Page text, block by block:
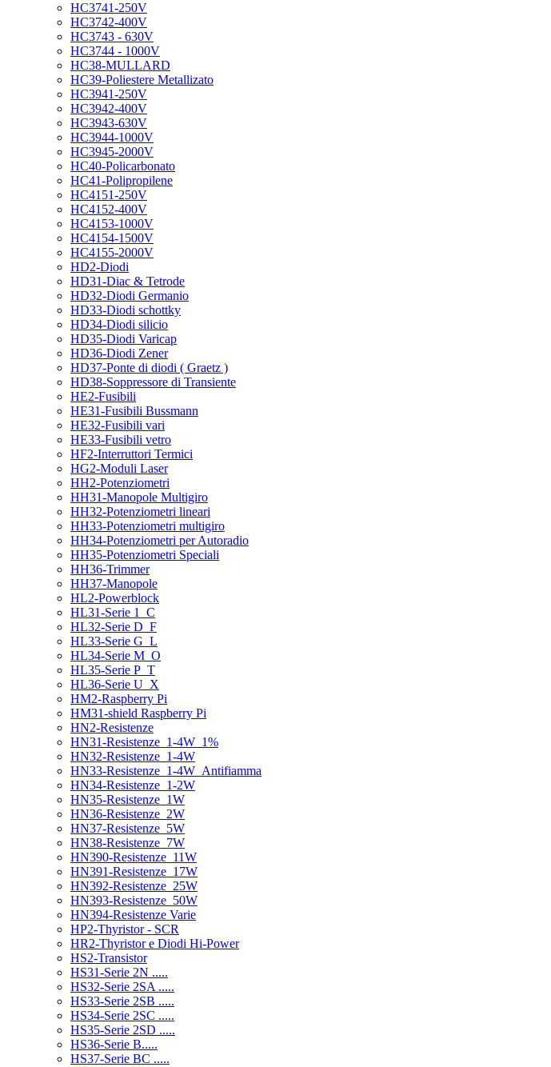
HC3741-250V
HC3742-400V
HC3743 - 630V
HC3744 - 1000V
HC38-MULLARD
HC39-Poliestere Metallizato
HC3941-250V
HC3942-400V
HC3943-630V
HC3944-1000V
HC3945-2000V
HC40-Policarbonato
HC41-Polipropilene
HC4151-250V
HC4152-400V
HC4153-1000V
HC4154-1500V
HC4155-2000V
HD2-Diodi
HD31-Diac & Tetrode
HD32-Diodi Germanio
HD33-Diodi schottky
HD34-Diodi silicio
HD35-Diodi Varicap
HD36-Diodi Zener
HD37-Ponte di diodi ( Graetz )
HD38-Soppressore di Transiente
HE2-Fusibili
HE31-Fusibili Bussmann
HE32-Fusibili vari
HE33-Fusibili vetro
HF2-Interruttori Termici
HG2-Moduli Laser
HH2-Potenziometri
HH31-Manopole Multigiro
HH32-Potenziometri lineari
HH33-Potenziometri multigiro
HH34-Potenziometri per Autoradio
HH35-Potenziometri Speciali
HH36-Trimmer
HH37-Manopole
HL2-Powerblock
HL31-Serie 1_C
HL32-Serie D_F
HL33-Serie G_L
HL34-Serie M_O
HL35-Serie P_T
HL36-Serie U_X
HM2-Raspberry Pi
HM31-shield Raspberry Pi
HN2-Resistenze
HN31-Resistenze_1-4W_1%
HN32-Resistenze_1-4W
HN33-Resistenze_1-4W_Antifiamma
HN34-Resistenze_1-2W
HN35-Resistenze_1W
HN36-Resistenze_2W
HN37-Resistenze_5W
HN38-Resistenze_7W
HN390-Resistenze_11W
HN391-Resistenze_17W
HN392-Resistenze_25W
HN393-Resistenze_50W
HN394-Resistenze Varie
HP2-Thyristor - SCR
HR2-Thyristor e Diodi Hi-Power
HS2-Transistor
HS31-Serie 2N .....
HS32-Serie 2SA .....
HS33-Serie 2SB .....
HS34-Serie 2SC .....
HS35-Serie 2SD .....
HS36-Serie B.....
HS37-Serie BC .....